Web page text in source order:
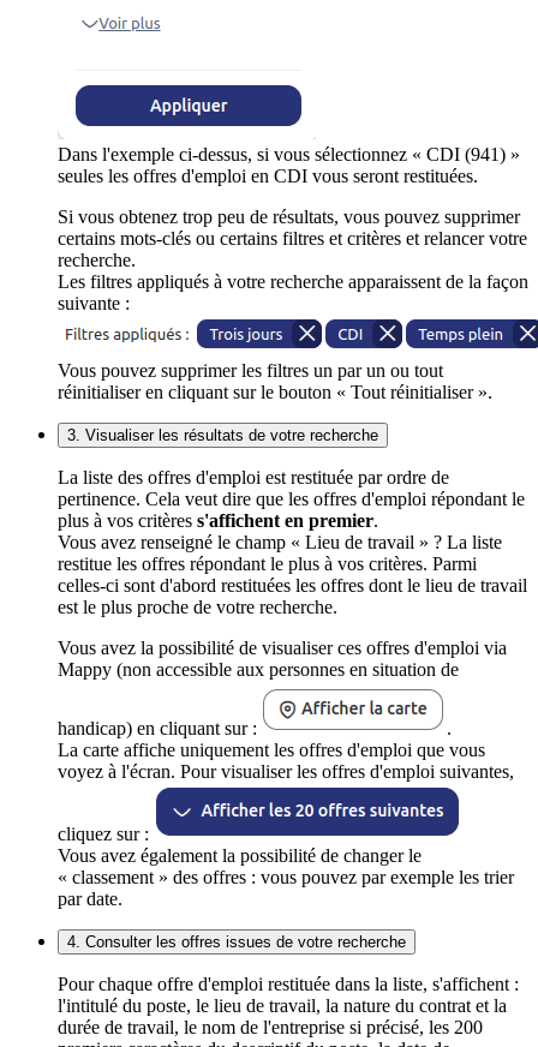
Dans l'exemple ci-dessus, si vous sélectionnez « CDI (941) »
seules les offres d'emploi en CDI vous seront restituées.
Si vous obtenez trop peu de résultats, vous pouvez supprimer
certains mots-clés ou certains filtres et critères et relancer votre
recherche.
Les filtres appliqués à votre recherche apparaissent de la façon
suivante :
Vous pouvez supprimer les filtres un par un ou tout
réinitialiser en cliquant sur le bouton « Tout réinitialiser ».
3. Visualiser les résultats de votre recherche
La liste des offres d'emploi est restituée par ordre de
pertinence. Cela veut dire que les offres d'emploi répondant le
plus à vos critères s'affichent en premier.
Vous avez renseigné le champ « Lieu de travail » ? La liste
restitue les offres répondant le plus à vos critères. Parmi
celles-ci sont d'abord restituées les offres dont le lieu de travail
est le plus proche de votre recherche.
Vous avez la possibilité de visualiser ces offres d'emploi via
Mappy (non accessible aux personnes en situation de
handicap) en cliquant sur :
.
La carte affiche uniquement les offres d'emploi que vous
voyez à l'écran. Pour visualiser les offres d'emploi suivantes,
cliquez sur :
Vous avez également la possibilité de changer le
« classement » des offres : vous pouvez par exemple les trier
par date.
4. Consulter les offres issues de votre recherche
Pour chaque offre d'emploi restituée dans la liste, s'affichent :
l'intitulé du poste, le lieu de travail, la nature du contrat et la
durée de travail, le nom de l'entreprise si précisé, les 200